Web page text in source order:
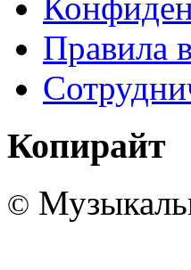
Правила
Копирайт
©